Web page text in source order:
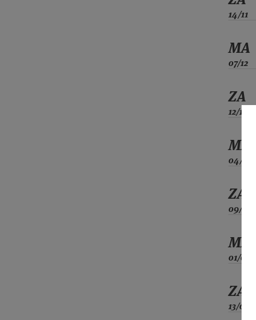
14/11
MA
07/12
ZA
12/12
MA
04/01
ZA
09/01
MA
01/02
ZA
13/02